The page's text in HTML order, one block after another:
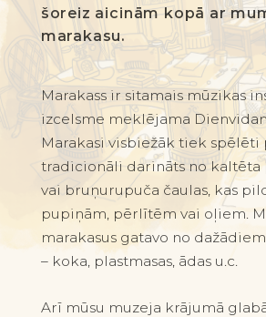
šoreiz aicinām kopā ar
marakasu.
Marakass ir sitamais mūzikas
izcelsme meklējama
Marakasi visbiežāk tiek spēlēti
tradicionāli darināts no
vai bruņurupuča čaulas, kas
pupiņām, pērlītēm vai oļiem.
marakasus gatavo no
– koka, plastmasas, ādas u.c.
Arī mūsu muzeja krājumā